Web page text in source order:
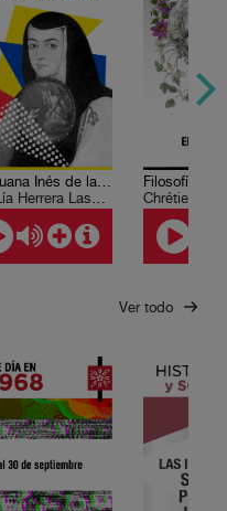
Sor Juana Inés de la Cruz
Ana Lía Herrera Lasso, Luis Paniagua
Chrétien de
Ver todo